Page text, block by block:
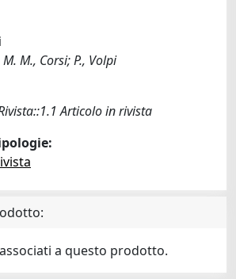
M., Corsi; P., Volpi
Articolo in rivista
a questo prodotto.